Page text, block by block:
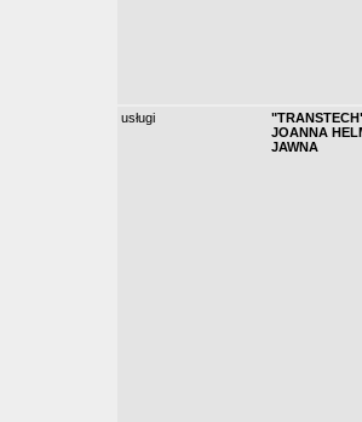
usługi
JOANNA
JAWNA